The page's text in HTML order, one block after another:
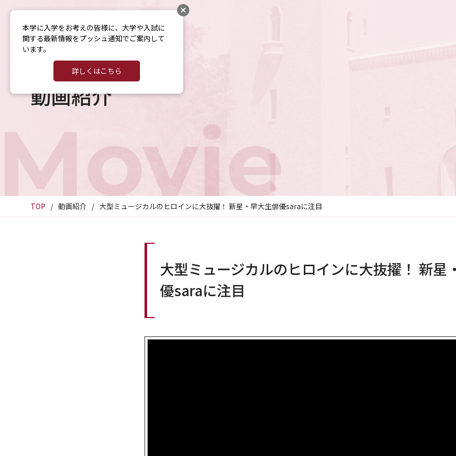
動画紹介
TOP 動画紹介 大型ミュージカルのヒロインに大抜擢！ 新星・早大生俳優saraに注目
大型ミュージカルのヒロインに大抜擢！ 新星
優saraに注目
本学に入学をお考えの皆様に、大学や入試に
関する最新情報をプッシュ通知でご案内して
います。
詳しくはこちら